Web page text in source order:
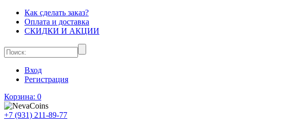
Как сделать заказ?
Оплата и доставка
СКИДКИ И АКЦИИ
Вход
Регистрация
Корзина: 0
+7 (931) 211-89-77